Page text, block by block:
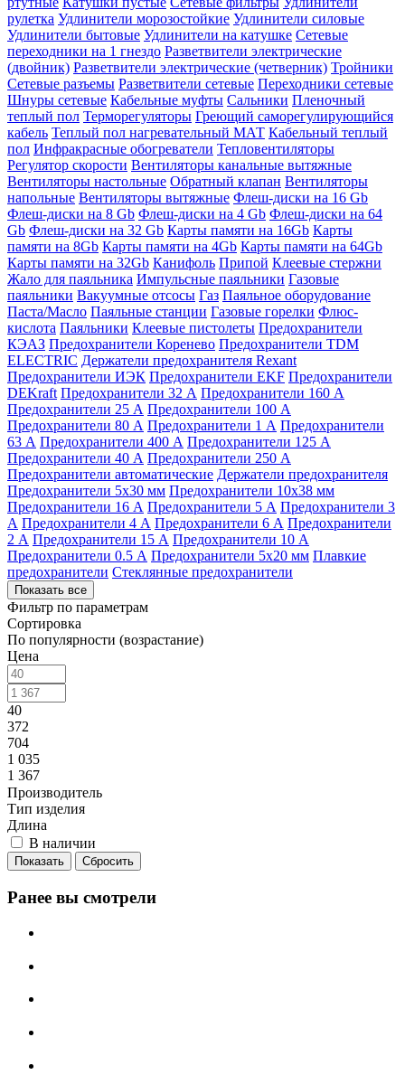
рулетка Удлинители морозостойкие Удлинители силовые
Удлинители бытовые Удлинители на катушке Сетевые
переходники на 1 гнездо Разветвители электрические
(двойник) Разветвители электрические (четверник) Тройники
Сетевые разъемы Разветвители сетевые Переходники сетевые
Шнуры сетевые Кабельные муфты Сальники Пленочный
теплый пол Терморегуляторы Греющий саморегулирующийся
кабель Теплый пол нагревательный МАТ Кабельный теплый
пол Инфракрасные обогреватели Тепловентиляторы
Регулятор скорости Вентиляторы канальные вытяжные
Вентиляторы настольные Обратный клапан Вентиляторы
напольные Вентиляторы вытяжные Флеш-диски на 16 Gb
Флеш-диски на 8 Gb Флеш-диски на 4 Gb Флеш-диски на 64
Gb Флеш-диски на 32 Gb Карты памяти на 16Gb Карты
памяти на 8Gb Карты памяти на 4Gb Карты памяти на 64Gb
Карты памяти на 32Gb Канифоль Припой Клеевые стержни
Жало для паяльника Импульсные паяльники Газовые
паяльники Вакуумные отсосы Газ Паяльное оборудование
Паста/Масло Паяльные станции Газовые горелки Флюс-
кислота Паяльники Клеевые пистолеты Предохранители
КЭАЗ Предохранители Коренево Предохранители TDM
ELECTRIC Держатели предохранителя Rexant
Предохранители ИЭК Предохранители EKF Предохранители
DEKraft Предохранители 32 А Предохранители 160 А
Предохранители 25 А Предохранители 100 А
Предохранители 80 А Предохранители 1 А Предохранители
63 А Предохранители 400 А Предохранители 125 А
Предохранители 40 А Предохранители 250 А
Предохранители автоматические Держатели предохранителя
Предохранители 5х30 мм Предохранители 10х38 мм
Предохранители 16 А Предохранители 5 А Предохранители 3
А Предохранители 4 А Предохранители 6 А Предохранители
2 А Предохранители 15 А Предохранители 10 А
Предохранители 0.5 А Предохранители 5х20 мм Плавкие
предохранители Стеклянные предохранители
Показать все
Фильтр по параметрам
Сортировка
По популярности (возрастание)
Цена
40
372
704
1 035
1 367
Производитель
Тип изделия
Длина
В наличии
Сбросить
Ранее вы смотрели